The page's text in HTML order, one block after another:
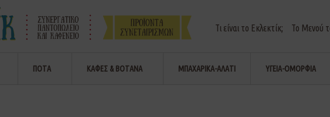
Τι είναι το Εκλεκτίκ; Το Μενού
ΠΟΤΑ ΚΑΦΕΣ & ΒΟΤΑΝΑ ΜΠΑΧΑΡΙΚΑ-ΑΛΑΤΙ ΥΓΕΙΑ-ΟΜΟΡΦΙΑ